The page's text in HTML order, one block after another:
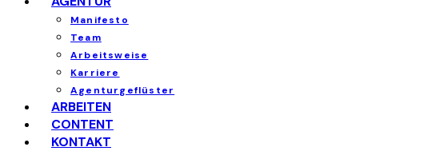
Manifesto
Team
Arbeitsweise
Karriere
Agenturgeflüster
ARBEITEN
CONTENT
KONTAKT